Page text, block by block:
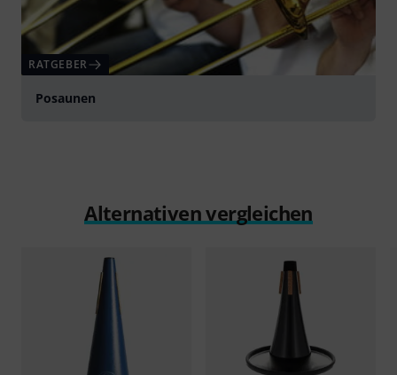
RATGEBER
Posaunen
Alternativen vergleichen